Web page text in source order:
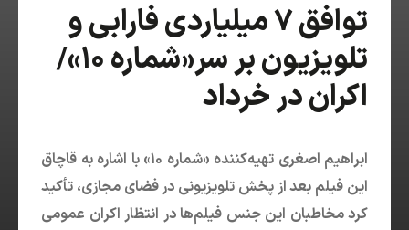
توافق ۷ میلیاردی فارابی و
تلویزیون بر سر«شماره ۱۰»/
اکران در خرداد
ابراهیم اصغری تهیه‌کننده «شماره ۱۰» با اشاره به قاچاق
این فیلم بعد از پخش تلویزیونی در فضای مجازی، تأکید
کرد مخاطبان این جنس فیلم‌ها در انتظار اکران عمومی